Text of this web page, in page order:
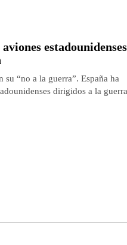
estadounidenses
su “no a la guerra”. España ha
dirigidos a la guerra